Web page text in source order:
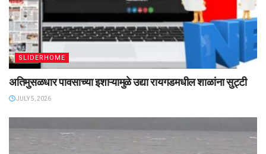
SLIDERHOME
अतिमुसळधार पावसाच्या इशाऱ्यामुळे उद्या रायगडमधील शाळांना सुट्टी
JULY 5, 2026